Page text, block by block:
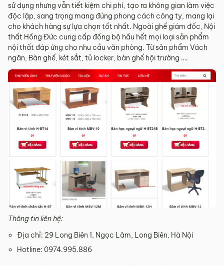
sử dụng nhưng vẫn tiết kiệm chi phí, tạo ra không gian làm việc
độc lập, sang trọng mang đúng phong cách công ty, mang lại
cho khách hàng sự lựa chọn tốt nhất. Ngoài ghế giám đốc, Nội
thất Hồng Đức cung cấp đồng bộ hầu hết mọi loại sản phẩm
nội thất đáp ứng cho nhu cầu văn phòng. Từ sản phẩm Vách
ngăn, Bàn ghế, két sắt, tủ locker, bàn ghế hội trường ….
Thông tin liên hệ:
Địa chỉ: 29 Long Biên 1, Ngọc Lâm, Long Biên, Hà Nội
Hotline: 0974.995.886